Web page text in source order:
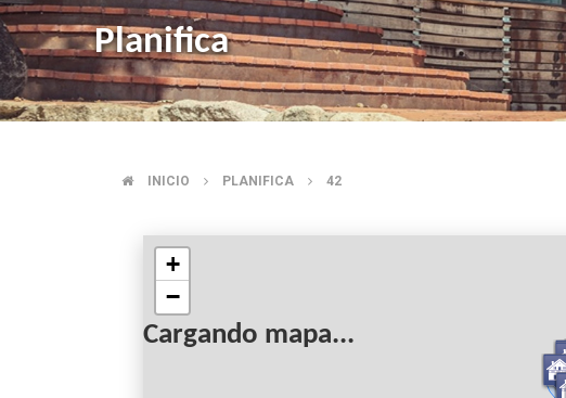
Planifica
BREADCRUMB
INICIO PLANIFICA 42
Cargando mapa...
+
−